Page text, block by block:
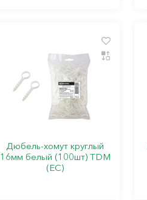
Дюбель-хомут круглый
16мм белый (100шт) TDM
(ЕС)